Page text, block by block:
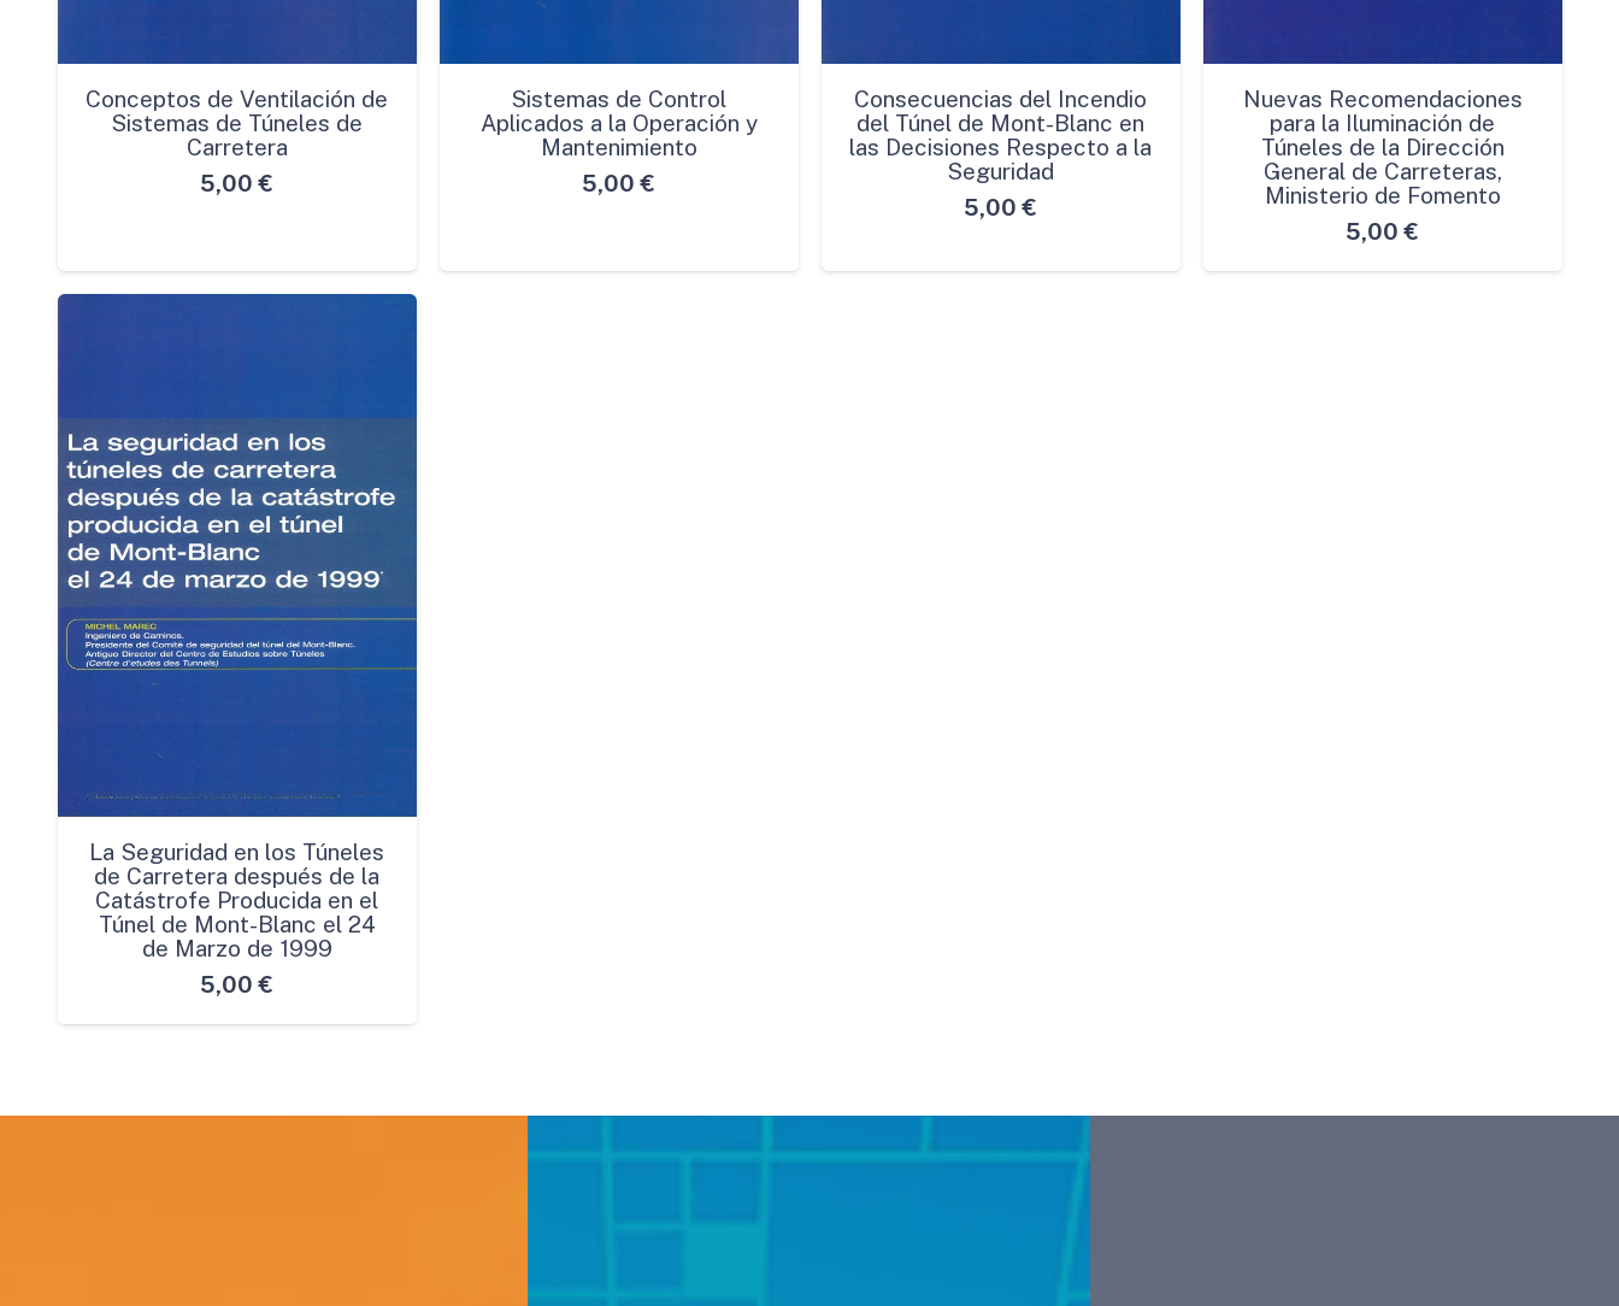
Conceptos de Ventilación de
Sistemas de Túneles de
Carretera
5,00 €
Sistemas de Control
Aplicados a la Operación y
Mantenimiento
5,00 €
Consecuencias del Incendio
del Túnel de Mont-Blanc en
las Decisiones Respecto a la
Seguridad
5,00 €
Nuevas Recomendaciones
para la Iluminación de
Túneles de la Dirección
General de Carreteras,
Ministerio de Fomento
5,00 €
La Seguridad en los Túneles
de Carretera después de la
Catástrofe Producida en el
Túnel de Mont-Blanc el 24
de Marzo de 1999
5,00 €